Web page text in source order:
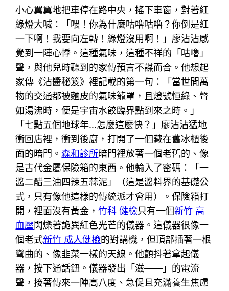
小心翼翼地把車停在路中央，搖下車窗，對著紅
綠燈大喊：「喂！你為什麼咕嚕咕嚕？你倒是紅
一下啊！我要向左轉！綠燈沒用啊！」廖沾沾感
覺到一陣心悸。這種氣味，這種不祥的「咕嚕」
聲，與他兒時聽到的家傳預言不謀而合。他想起
家傳《沾醬秘笈》裡記載的第一句：「當世間萬
物的交通都被麵皮的氣味籠罩，且燈號恒綠、聲
如湯沸時，便是宇宙水餃臨界點到來之時。」
「七點五個地球年…怎麼這麼快？」廖沾沾猛地
衝回店裡，衝到後廚，打開了一個藏在舊冰櫃後
面的暗門。 森和診所暗門裡放著一個老舊的、像
是古代金屬保險箱的東西。他輸入了密碼：「一
醬二醋三油四辣五蒜泥」（這是醬料界的基礎公
式，只有像他這樣的傳統派才會用）。保險箱打
開，裡面沒有黃金，竹科 健檢只有一個新竹 高
血壓閃爍著詭異紅色光芒的儀器。這儀器很像一
個老式新竹 成人健檢的對講機，但頂部插著一根
彎曲的、像韭菜一樣的天線。他顫抖著拿起儀
器，按下通話鈕。儀器發出「滋——」的電流
聲，接著傳來一陣高八度、急促且充滿養生焦慮